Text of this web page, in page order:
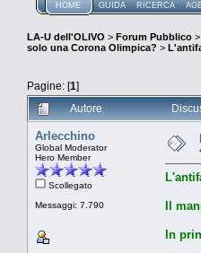
HOME GUIDA RICERCA
LA-U dell'OLIVO > Forum Pubblico >
solo una Corona Olimpica? >
Pagine: [1]
Autore
Arlecchino
Global Moderator
Hero Member
Scollegato
Messaggi: 7.790
Il
In